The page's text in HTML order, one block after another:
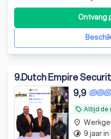
beveiligingsoplossingen
complete complexen.Ontvang
9.Dutch Empire
local_offer Altijd de
9,9
place
timelapse 9 jaar